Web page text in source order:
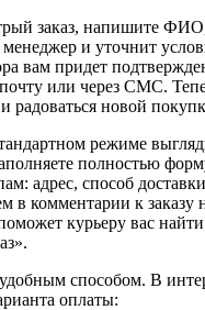
заказ, напишите
и уточнит
вам придет
или через СМС.
радоваться новой
режиме
полностью
адрес, способ
в комментарии к заказу
курьеру вас
способом. В
оплаты: